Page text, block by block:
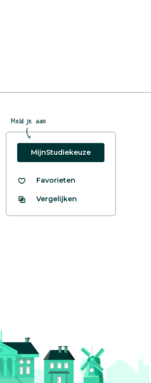
Meld je aan
MijnStudiekeuze
Favorieten
Vergelijken